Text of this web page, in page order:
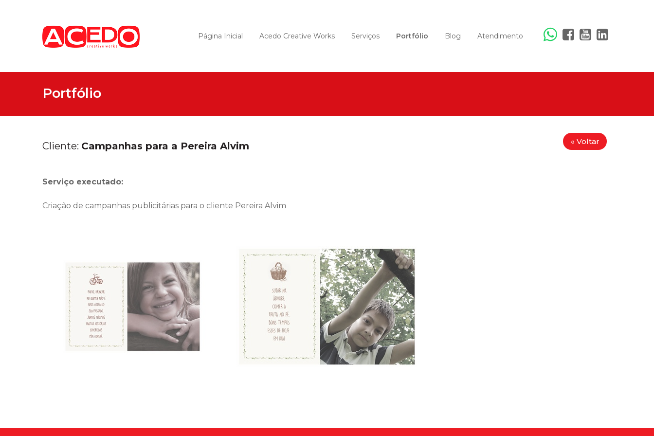
Página Inicial Acedo Creative Works Serviços Portfólio Blog Atendimento
Portfólio
« Voltar
Cliente: Campanhas para a Pereira Alvim
Serviço executado:
Criação de campanhas publicitárias para o cliente Pereira Alvim